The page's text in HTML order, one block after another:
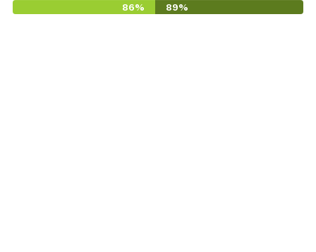
86% 89%